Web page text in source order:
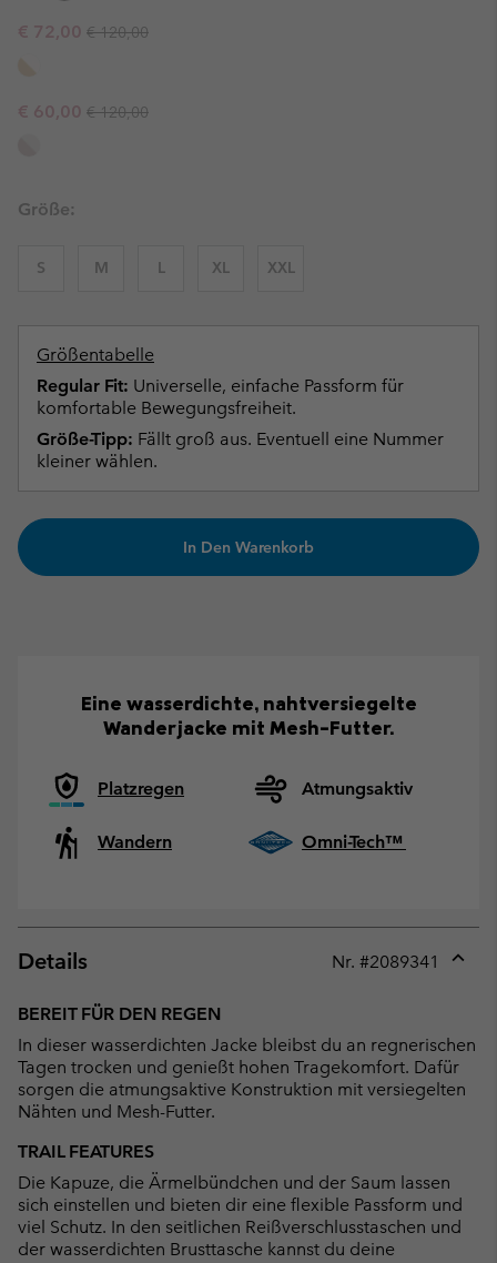
Sale price:
€ 72,00 Regular price:
€ 120,00
Sale price:
€ 60,00 Regular price:
€ 120,00
Größe:
S M L XL XXL
Größentabelle
Regular Fit: Universelle, einfache Passform für
komfortable Bewegungsfreiheit.
Größe-Tipp: Fällt groß aus. Eventuell eine Nummer
kleiner wählen.
In Den Warenkorb
Eine wasserdichte, nahtversiegelte
Wanderjacke mit Mesh-Futter.
Platzregen Atmungsaktiv
Wandern Omni-Tech™
Details Nr. #2089341
BEREIT FÜR DEN REGEN
In dieser wasserdichten Jacke bleibst du an regnerischen
Tagen trocken und genießt hohen Tragekomfort. Dafür
sorgen die atmungsaktive Konstruktion mit versiegelten
Nähten und Mesh-Futter.
TRAIL FEATURES
Die Kapuze, die Ärmelbündchen und der Saum lassen
sich einstellen und bieten dir eine flexible Passform und
viel Schutz. In den seitlichen Reißverschlusstaschen und
der wasserdichten Brusttasche kannst du deine